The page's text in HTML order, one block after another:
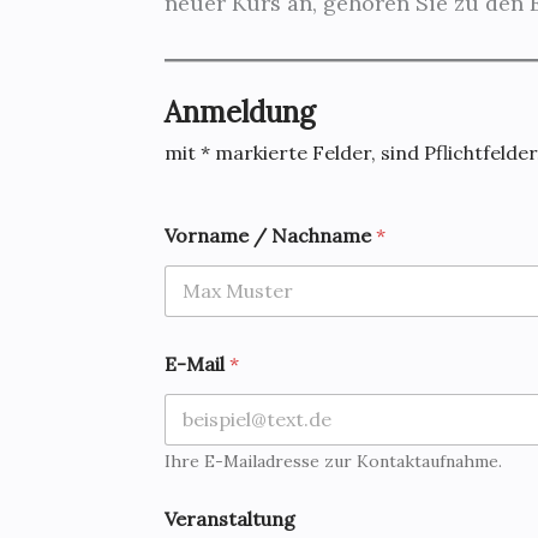
Anmeldung
mit * markierte Felder, sind
Vorname / Nachname*
E-Mail *
Ihre E-Mailadresse zur Kontaktaufnahme.
Veranstaltung